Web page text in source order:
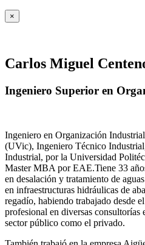
×
Carlos Miguel
Ingeniero Superior en
Ingeniero en Organización
(UVic), Ingeniero Técnico
Industrial, por la Universidad
Master MBA por EAE.Tiene 33
en desalación y tratamiento de
en infraestructuras hidráulicas de
regadío, habiendo trabajado desde
profesional en diversas consultorías
sector público como el privado.